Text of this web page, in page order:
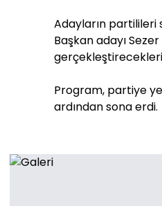
Adayların partilileri
Başkan adayı
Program, partiye
ardından sona erdi.